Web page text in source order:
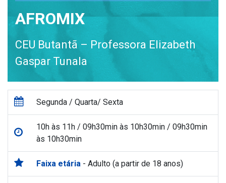
AFROMIX
CEU Butantã – Professora Elizabeth
Gaspar Tunala
Segunda / Quarta/ Sexta
10h às 11h / 09h30min às 10h30min / 09h30min
às 10h30min
Faixa etária - Adulto (a partir de 18 anos)